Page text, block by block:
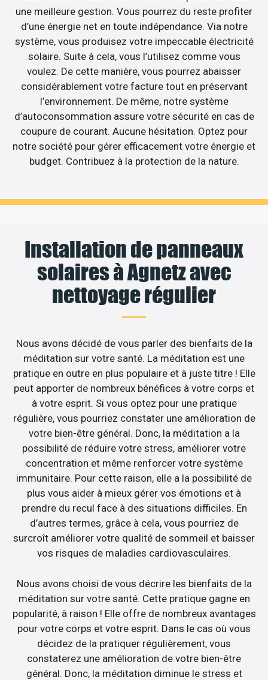
une meilleure gestion. Vous pourrez du reste profiter
d’une énergie net en toute indépendance. Via notre
système, vous produisez votre impeccable électricité
solaire. Suite à cela, vous l’utilisez comme vous
voulez. De cette manière, vous pourrez abaisser
considérablement votre facture tout en préservant
l’environnement. De même, notre système
d’autoconsommation assure votre sécurité en cas de
coupure de courant. Aucune hésitation. Optez pour
notre société pour gérer efficacement votre énergie et
budget. Contribuez à la protection de la nature.
Installation de panneaux
solaires à Agnetz avec
nettoyage régulier
Nous avons décidé de vous parler des bienfaits de la
méditation sur votre santé. La méditation est une
pratique en outre en plus populaire et à juste titre ! Elle
peut apporter de nombreux bénéfices à votre corps et
à votre esprit. Si vous optez pour une pratique
régulière, vous pourriez constater une amélioration de
votre bien-être général. Donc, la méditation a la
possibilité de réduire votre stress, améliorer votre
concentration et même renforcer votre système
immunitaire. Pour cette raison, elle a la possibilité de
plus vous aider à mieux gérer vos émotions et à
prendre du recul face à des situations difficiles. En
d’autres termes, grâce à cela, vous pourriez de
surcroît améliorer votre qualité de sommeil et baisser
vos risques de maladies cardiovasculaires.
Nous avons choisi de vous décrire les bienfaits de la
méditation sur votre santé. Cette pratique gagne en
popularité, à raison ! Elle offre de nombreux avantages
pour votre corps et votre esprit. Dans le cas où vous
décidez de la pratiquer régulièrement, vous
constaterez une amélioration de votre bien-être
général. Donc, la méditation diminue le stress et